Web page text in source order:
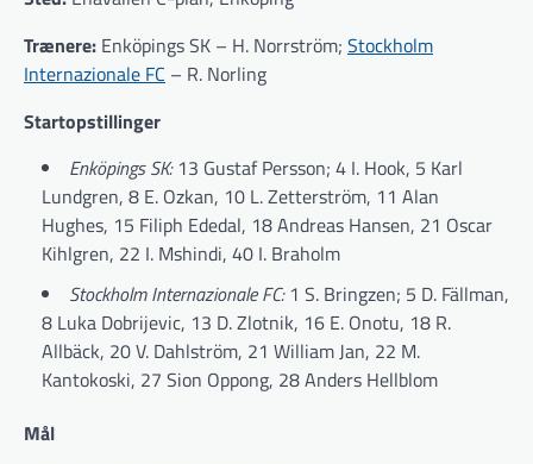
Trænere: Enköpings SK – H. Norrström; Stockholm
Internazionale FC – R. Norling
Startopstillinger
Enköpings SK:13 Gustaf Persson; 4 I. Hook, 5 Karl
Lundgren, 8 E. Ozkan, 10 L. Zetterström, 11 Alan
Hughes, 15 Filiph Ededal, 18 Andreas Hansen, 21 Oscar
Kihlgren, 22 I. Mshindi, 40 I. Braholm
Stockholm Internazionale FC:1 S. Bringzen; 5 D. Fällman,
8 Luka Dobrijevic, 13 D. Zlotnik, 16 E. Onotu, 18 R.
Allbäck, 20 V. Dahlström, 21 William Jan, 22 M.
Kantokoski, 27 Sion Oppong, 28 Anders Hellblom
Mål